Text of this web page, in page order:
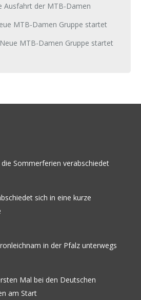
Ausfahrt der MTB-Damen
MTB-Damen Gruppe startet
Neue MTB-Damen Gruppe startet
Sommerferien verabschiedet
sich in eine kurze
in der Pfalz unterwegs
Mal bei den Deutschen
am Start